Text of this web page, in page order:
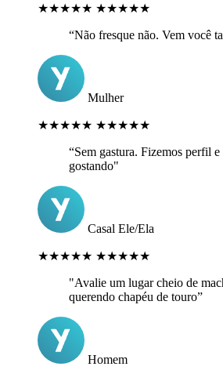
★★★★★ ★★★★★
“Não fresque não. Vem você
Mulher
★★★★★ ★★★★★
“Sem gastura. Fizemos perfil e
gostando"
Casal Ele/Ela
★★★★★ ★★★★★
"Avalie um lugar cheio de
querendo chapéu de touro”
Homem